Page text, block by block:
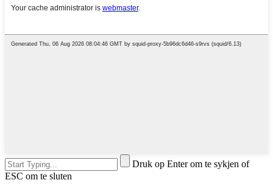
Druk op Enter om te sykjen of
ESC om te sluten